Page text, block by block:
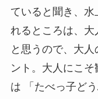
ていると聞き、
れるところは、大
と思うので、大
ント。大人にこ
は 「たべっ子ど